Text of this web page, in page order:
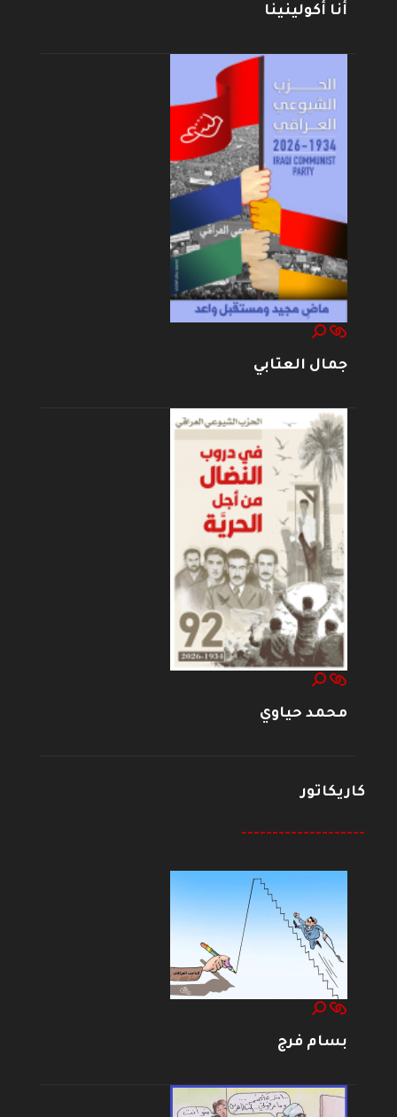
أنا أكولينينا
جمال العتابي
محمد حياوي
كاريكاتور
--------------------
بسام فرج